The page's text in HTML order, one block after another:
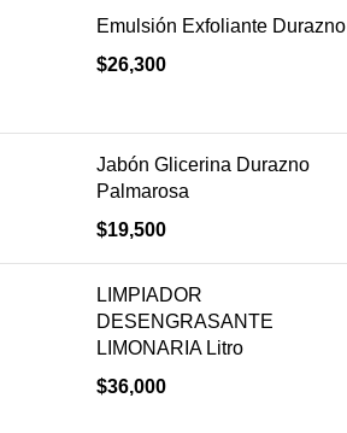
Emulsión Exfoliante Durazno
$26,300
Jabón Glicerina Durazno
Palmarosa
$19,500
LIMPIADOR
DESENGRASANTE
LIMONARIA Litro
$36,000